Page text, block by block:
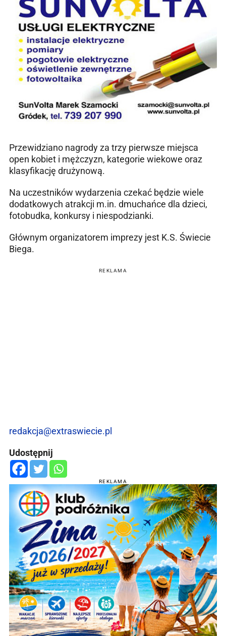
Przewidziano nagrody za trzy pierwsze miejsca
open kobiet i mężczyzn, kategorie wiekowe oraz
klasyfikację drużynową.
Na uczestników wydarzenia czekać będzie wiele
dodatkowych atrakcji m.in. dmuchańce dla dzieci,
fotobudka, konkursy i niespodzianki.
Głównym organizatorem imprezy jest K.S. Świecie
Biega.
REKLAMA
redakcja@extraswiecie.pl
Udostępnij
REKLAMA